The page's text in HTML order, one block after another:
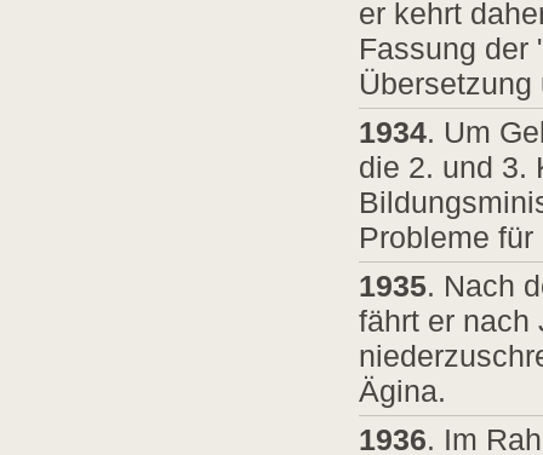
er kehrt
Fassung der
Übersetzung
1934. Um
die 2. und 3.
Probleme
1935. Nach
fährt er nach
Ägina.
1936. Im